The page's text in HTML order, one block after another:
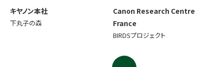
キヤノン本社
下丸子の森
Canon Research Centre
France
BIRDSプロジェクト